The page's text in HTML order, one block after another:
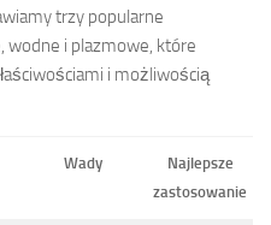
trzy popularne
wodne i plazmowe, które
i możliwością
Wady
Najlepsze
zastosowanie